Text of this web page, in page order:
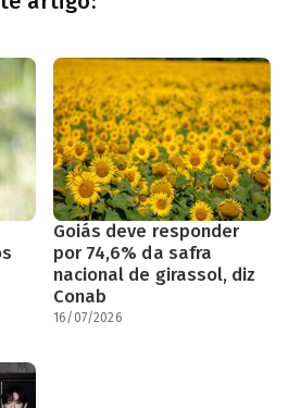
Goiás deve responder
por 74,6% da safra
nacional de girassol, diz
Conab
16/07/2026